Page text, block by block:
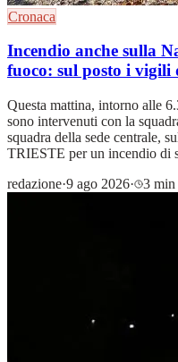
Cronaca
Incendio anche sulla
fuoco: sul posto i vigili
Questa mattina, intorno alle
sono intervenuti con la
squadra della sede centrale,
TRIESTE per un incendio di
redazione·9 ago 2026· 3 min